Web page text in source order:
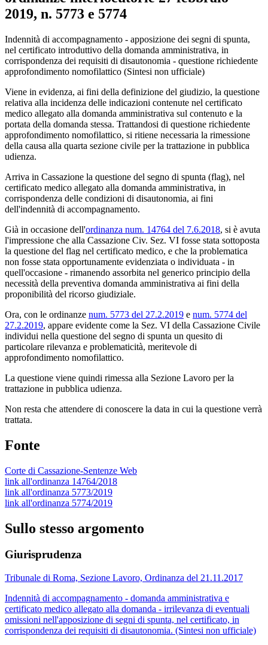
2019, n. 5773 e 5774
Corte di Cassazione, Sezione 6 Civile,
Indennità di accompagnamento - apposizione dei segni di spunta,
nel certificato introduttivo della domanda amministrativa, in
corrispondenza dei requisiti di disautonomia - questione richiedente
approfondimento nomofilattico (Sintesi non ufficiale)
Viene in evidenza, ai fini della definizione del giudizio, la questione
relativa alla incidenza delle indicazioni contenute nel certificato
medico allegato alla domanda amministrativa sul contenuto e la
portata della domanda stessa. Trattandosi di questione richiedente
approfondimento nomofilattico, si ritiene necessaria la rimessione
della causa alla quarta sezione civile per la trattazione in pubblica
udienza.
Arriva in Cassazione la questione del segno di spunta (flag), nel
certificato medico allegato alla domanda amministrativa, in
corrispondenza delle condizioni di disautonomia, ai fini
dell'indennità di accompagnamento.
Già in occasione dell'ordinanza num. 14764 del 7.6.2018, si è avuta
l'impressione che alla Cassazione Civ. Sez. VI fosse stata sottoposta
la questione del flag nel certificato medico, e che la problematica
non fosse stata opportunamente evidenziata o individuata - in
quell'occasione - rimanendo assorbita nel generico principio della
necessità della preventiva domanda amministrativa ai fini della
proponibilità del ricorso giudiziale.
Ora, con le ordinanze num. 5773 del 27.2.2019 e num. 5774 del
27.2.2019, appare evidente come la Sez. VI della Cassazione Civile
individui nella questione del segno di spunta un quesito di
particolare rilevanza e problematicità, meritevole di
approfondimento nomofilattico.
La questione viene quindi rimessa alla Sezione Lavoro per la
trattazione in pubblica udienza.
Non resta che attendere di conoscere la data in cui la questione verrà
trattata.
Fonte
Corte di Cassazione-Sentenze Web
link all'ordinanza 14764/2018
link all'ordinanza 5773/2019
link all'ordinanza 5774/2019
Sullo stesso argomento
Giurisprudenza
Tribunale di Roma, Sezione Lavoro, Ordinanza del 21.11.2017
Indennità di accompagnamento - domanda amministrativa e
certificato medico allegato alla domanda - irrilevanza di eventuali
omissioni nell'apposizione di segni di spunta, nel certificato, in
corrispondenza dei requisiti di disautonomia. (Sintesi non ufficiale)